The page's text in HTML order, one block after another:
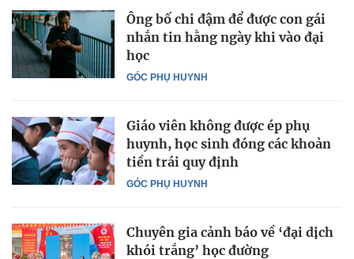
GÓC PHỤ HUYNH
Ông bố chi đậm để được con gái
nhắn tin hằng ngày khi vào đại
học
GÓC PHỤ HUYNH
Giáo viên không được ép phụ
huynh, học sinh đóng các khoản
tiền trái quy định
Chuyên gia cảnh báo về ‘đại dịch
khói trắng’ học đường